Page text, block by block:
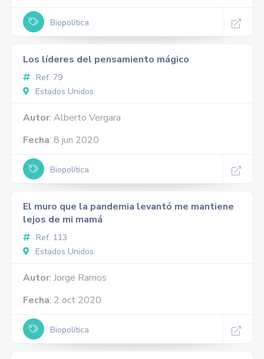
Biopolítica
Los líderes del pensamiento mágico
Ref. 79
Estados Unidos
Autor: Alberto Vergara
Fecha: 8 jun 2020
Biopolítica
El muro que la pandemia levantó me mantiene
lejos de mi mamá
Ref. 113
Estados Unidos
Autor: Jorge Ramos
Fecha: 2 oct 2020
Biopolítica